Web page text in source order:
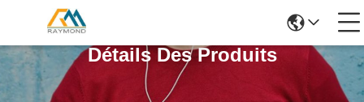
Détails Des Produits